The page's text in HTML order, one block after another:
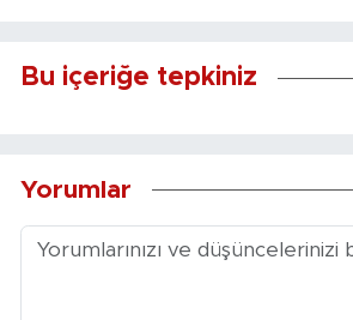
Bu içeriğe tepkiniz
Yorumlar